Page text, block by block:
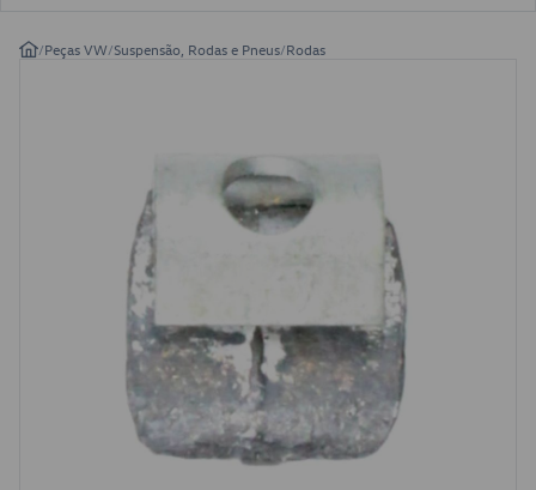
/Peças VW/Suspensão, Rodas e Pneus/Rodas